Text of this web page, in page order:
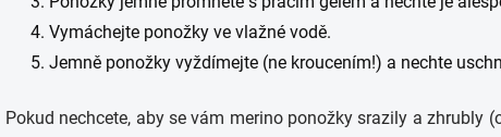
Vymáchejte ponožky ve vlažné vodě.
Jemně ponožky vyždímejte (ne kroucením!) a nechte
Pokud nechcete, aby se vám merino ponožky srazily a zhrubly